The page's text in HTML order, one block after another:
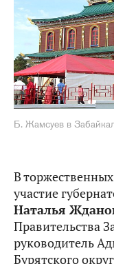
Б. Жамсуев в
В
участие
Наталья
Правительства
руководитель
Бурятского